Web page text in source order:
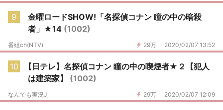
9
金曜ロードSHOW!「名探偵コナン 瞳の中の暗殺
者」★14 (1002)
29万 2020/02/07 13:52
番組ch(NTV)
10
【日テレ】名探偵コナン 瞳の中の喫煙者★２【犯人
は建築家】 (1002)
29万 2020/02/07 12:09
なんでも実況J